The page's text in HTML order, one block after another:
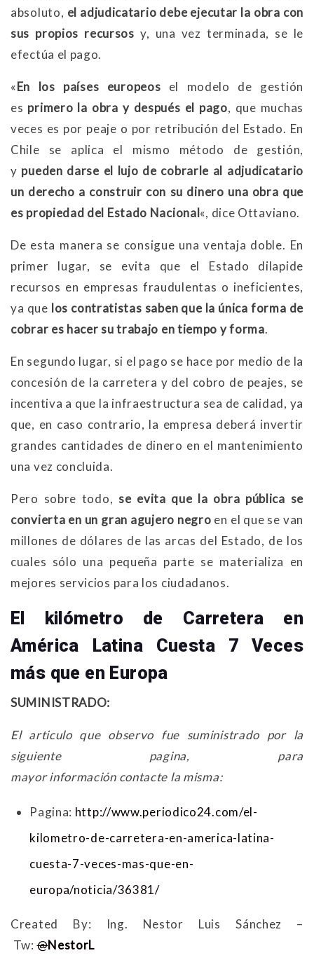
absoluto, el adjudicatario debe ejecutar la obra con
sus propios recursos y, una vez terminada, se le
efectúa el pago.
«En los países europeos el modelo de gestión
es primero la obra y después el pago, que muchas
veces es por peaje o por retribución del Estado. En
Chile se aplica el mismo método de gestión,
y pueden darse el lujo de cobrarle al adjudicatario
un derecho a construir con su dinero una obra que
es propiedad del Estado Nacional«, dice Ottaviano.
De esta manera se consigue una ventaja doble. En
primer lugar, se evita que el Estado dilapide
recursos en empresas fraudulentas o ineficientes,
ya que los contratistas saben que la única forma de
cobrar es hacer su trabajo en tiempo y forma.
En segundo lugar, si el pago se hace por medio de la
concesión de la carretera y del cobro de peajes, se
incentiva a que la infraestructura sea de calidad, ya
que, en caso contrario, la empresa deberá invertir
grandes cantidades de dinero en el mantenimiento
una vez concluida.
Pero sobre todo, se evita que la obra pública se
convierta en un gran agujero negro en el que se van
millones de dólares de las arcas del Estado, de los
cuales sólo una pequeña parte se materializa en
mejores servicios para los ciudadanos.
El kilómetro de Carretera en
América Latina Cuesta 7 Veces
más que en Europa
SUMINISTRADO:
El articulo que observo fue suministrado por la
siguiente pagina, para
mayor información contacte la misma:
Pagina: http://www.periodico24.com/el-
kilometro-de-carretera-en-america-latina-
cuesta-7-veces-mas-que-en-
europa/noticia/36381/
Created By: Ing. Nestor Luis Sánchez –
Tw:@NestorL